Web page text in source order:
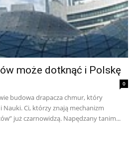
może dotknąć i Polskę
0
budowa drapacza chmur, który
Nauki. Ci, którzy znają mechanizm
już czarnowidzą. Napędzany tanim...